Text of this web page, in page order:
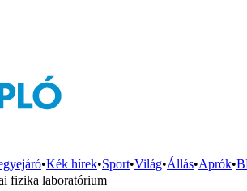
•Kék hírek•Sport•Világ•Állás•Aprók•
fizika laboratórium